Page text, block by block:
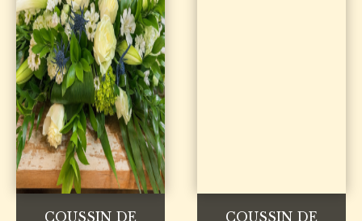
COUSSIN DE
COUSSIN DE